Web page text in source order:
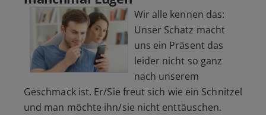
Wir alle kennen das:
Unser Schatz macht
uns ein Präsent das
leider nicht so ganz
nach unserem
Geschmack ist. Er/Sie freut sich wie ein Schnitzel
und man möchte ihn/sie nicht enttäuschen.